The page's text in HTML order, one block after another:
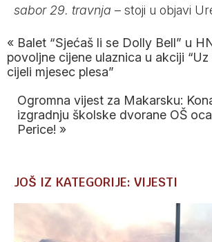
sabor 29. travnja – stoji u objavi
« Balet “Sjećaš li se Dolly Bell” u
povoljne cijene ulaznica u akciji “Uz
cijeli mjesec plesa”
Ogromna vijest za Makarsku:
izgradnju školske dvorane OŠ
Perice! »
JOŠ IZ KATEGORIJE: VIJESTI